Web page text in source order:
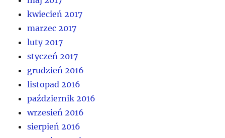
kwiecień 2017
marzec 2017
luty 2017
styczeń 2017
grudzień 2016
listopad 2016
październik 2016
wrzesień 2016
sierpień 2016